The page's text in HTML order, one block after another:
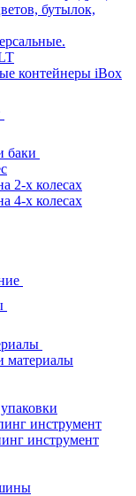
бутылок,
контейнеры iBox
баки
2-х колесах
4-х колесах
материалы
инструмент
инструмент